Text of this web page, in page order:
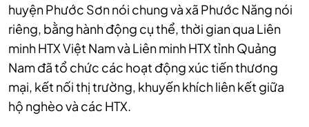
huyện Phước Sơn nói chung và xã Phước Năng nói
riêng, bằng hành động cụ thể, thời gian qua Liên
minh HTX Việt Nam và Liên minh HTX tỉnh Quảng
Nam đã tổ chức các hoạt động xúc tiến thương
mại, kết nối thị trường, khuyến khích liên kết giữa
hộ nghèo và các HTX.